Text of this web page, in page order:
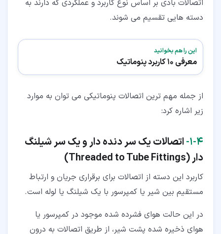
اتصالات بادی بر اساس نوع کاربرد و عملکردی که دارند به
دسته هایی تقسیم می شوند.
این را هم بخوانید
معرفی 10 کاربرد پنوماتیک
از جمله مهم ترین اتصالات پنوماتیکی می توان به موارد
زیر اشاره کرد:
۴‏-‏۱‏-
اتصالات یک سر دنده دار و یک سر شیلنگ
دار (Threaded to Tube Fittings)
کاربرد این دسته از اتصالات برای برقراری جریان و ارتباط
مستقیم بین شیر یا کمپرسور با یک شیلنگ یا لوله است.
در این حالت هوای فشرده شده موجود در کمپرسور یا
هوای ذخیره شده پشت شیر، از طریق اتصالات به درون